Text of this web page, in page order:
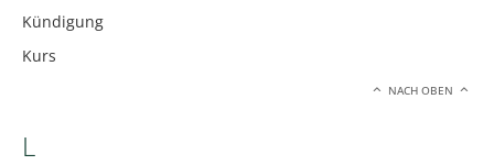
Kündigung
Kurs
NACH OBEN
L